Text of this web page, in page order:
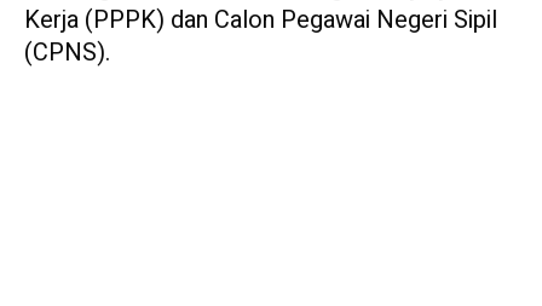
Kerja (PPPK) dan Calon Pegawai Negeri Sipil
(CPNS).